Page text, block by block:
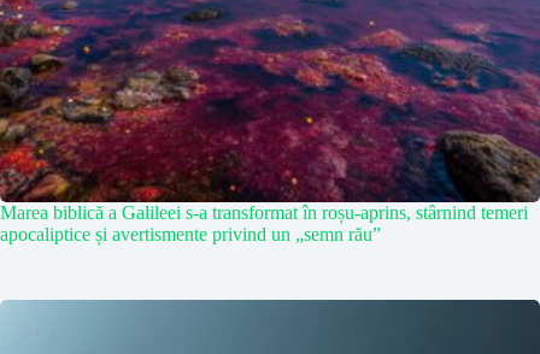
Marea biblică a Galileei s-a transformat în roșu-aprins, stârnind temeri
apocaliptice și avertismente privind un „semn rău”